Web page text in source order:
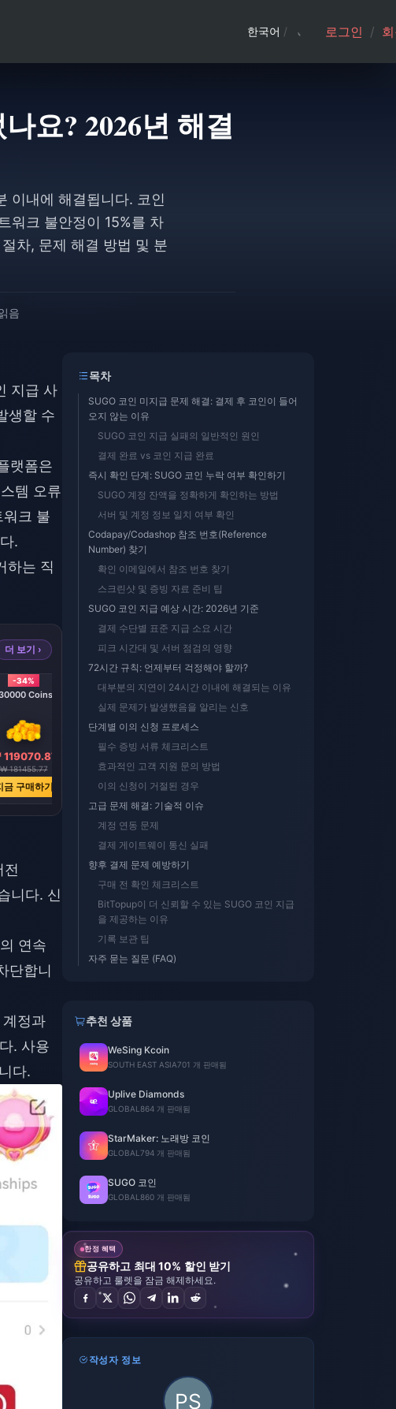
한국어 / 로그인 /
요? 2026년 해결
이내에 해결됩니다. 코인
워크 불안정이 15%를 차
차, 문제 해결 방법 및 분
음
지급 사
생할 수
랫폼은
템 오류
크 불
.
하는 직
더 보기 ›
-34%
Coins
₩ 181455.77
금 구매하기
니다. 신
연속
단합니
정과
. 사용
다.
목차
SUGO 코인 미지급 문제 해결: 결제 후 코인이 들어
오지 않는 이유
SUGO 코인 지급 실패의 일반적인 원인
결제 완료 vs 코인 지급 완료
즉시 확인 단계: SUGO 코인 누락 여부 확인하기
SUGO 계정 잔액을 정확하게 확인하는 방법
서버 및 계정 정보 일치 여부 확인
Codapay/Codashop 참조 번호(Reference
Number) 찾기
확인 이메일에서 참조 번호 찾기
스크린샷 및 증빙 자료 준비 팁
SUGO 코인 지급 예상 시간: 2026년 기준
결제 수단별 표준 지급 소요 시간
피크 시간대 및 서버 점검의 영향
72시간 규칙: 언제부터 걱정해야 할까?
대부분의 지연이 24시간 이내에 해결되는 이유
실제 문제가 발생했음을 알리는 신호
단계별 이의 신청 프로세스
필수 증빙 서류 체크리스트
효과적인 고객 지원 문의 방법
이의 신청이 거절된 경우
고급 문제 해결: 기술적 이슈
계정 연동 문제
결제 게이트웨이 통신 실패
향후 결제 문제 예방하기
구매 전 확인 체크리스트
BitTopup이 더 신뢰할 수 있는 SUGO 코인 지급
을 제공하는 이유
기록 보관 팁
자주 묻는 질문 (FAQ)
추천 상품
WeSing Kcoin
SOUTH EAST ASIA701 개 판매됨
Uplive Diamonds
GLOBAL 864 개 판매됨
StarMaker: 노래방 코인
GLOBAL 794 개 판매됨
SUGO 코인
GLOBAL 860 개 판매됨
한정 혜택
공유하고 최대 10% 할인 받기
공유하고 룰렛을 잠금 해제하세요.
작성자 정보